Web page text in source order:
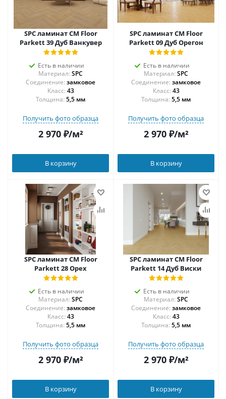
SPC ламинат CM Floor
Parkett 39 Дуб Ванкувер
Есть в наличии
Материал: SPC
Соединение: замковое
43
Толщина: 5,5 мм
Получить фото образца
2 970₽/м²
В корзину
SPC ламинат CM Floor
Parkett 09 Дуб Орегон
Есть в наличии
Материал: SPC
Соединение: замковое
43
Толщина: 5,5 мм
Получить фото образца
2 970₽/м²
В корзину
SPC ламинат CM Floor
Parkett 28 Орех
Есть в наличии
Материал: SPC
Соединение: замковое
43
Толщина: 5,5 мм
Получить фото образца
2 970₽/м²
В корзину
SPC ламинат CM Floor
Parkett 14 Дуб Виски
Есть в наличии
Материал: SPC
Соединение: замковое
43
Толщина: 5,5 мм
Получить фото образца
2 970₽/м²
В корзину